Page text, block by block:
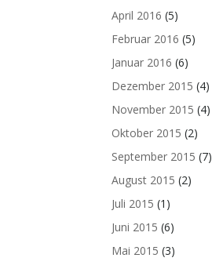
April 2016 (5)
Februar 2016 (5)
Januar 2016 (6)
Dezember 2015 (4)
November 2015 (4)
Oktober 2015 (2)
September 2015 (7)
August 2015 (2)
Juli 2015 (1)
Juni 2015 (6)
Mai 2015 (3)